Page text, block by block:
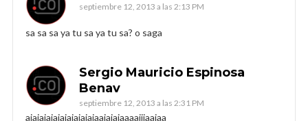
septiembre 12, 2013 a las 2:13 PM
sa sa sa ya tu sa ya tu sa? o saga
Sergio Mauricio Espinosa
Benav
septiembre 12, 2013 a las 2:31 PM
ajajajajajajajajajajaajajajaaaajjjaajaa